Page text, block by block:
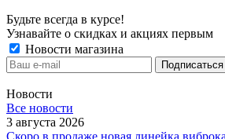
Будьте всегда в курсе!
Узнавайте о скидках и акциях первым
Новости магазина
Новости
Все новости
3 августа 2026
Скоро в продаже новая линейка